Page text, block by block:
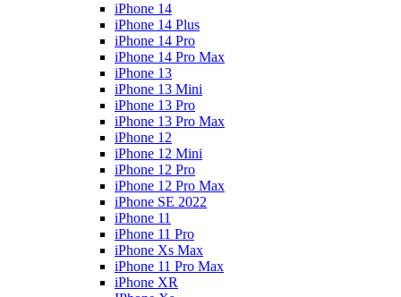
iPhone 14
iPhone 14 Plus
iPhone 14 Pro
iPhone 14 Pro Max
iPhone 13
iPhone 13 Mini
iPhone 13 Pro
iPhone 13 Pro Max
iPhone 12
iPhone 12 Mini
iPhone 12 Pro
iPhone 12 Pro Max
iPhone SE 2022
iPhone 11
iPhone 11 Pro
iPhone Xs Max
iPhone 11 Pro Max
iPhone XR